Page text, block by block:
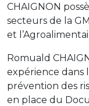
CHAIGNON
secteurs de la
et
Romuald
expérience dans
prévention des
en place du